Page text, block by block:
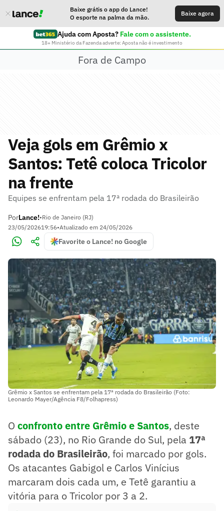
Baixe grátis o app do Lance!
O esporte na palma da mão.
Baixe agora
Ajuda com Aposta? Fale com o assistente.
18+ Ministério da Fazenda adverte: Aposta não é investimento
Fora de Campo
Veja gols em Grêmio x
Santos: Tetê coloca Tricolor
na frente
Equipes se enfrentam pela 17ª rodada do Brasileirão
PorLance!•Rio de Janeiro (RJ)
23/05/202619:56•Atualizado em 24/05/2026
Favorite o Lance! no Google
Grêmio x Santos se enfrentam pela 17ª rodada do Brasileirão (Foto:
Leonardo Mayer/Agência F8/Folhapress)
O confronto entre Grêmio e Santos, deste
sábado (23), no Rio Grande do Sul, pela 17ª
rodada do Brasileirão, foi marcado por gols.
Os atacantes Gabigol e Carlos Vinícius
marcaram dois cada um, e Tetê garantiu a
vitória para o Tricolor por 3 a 2.